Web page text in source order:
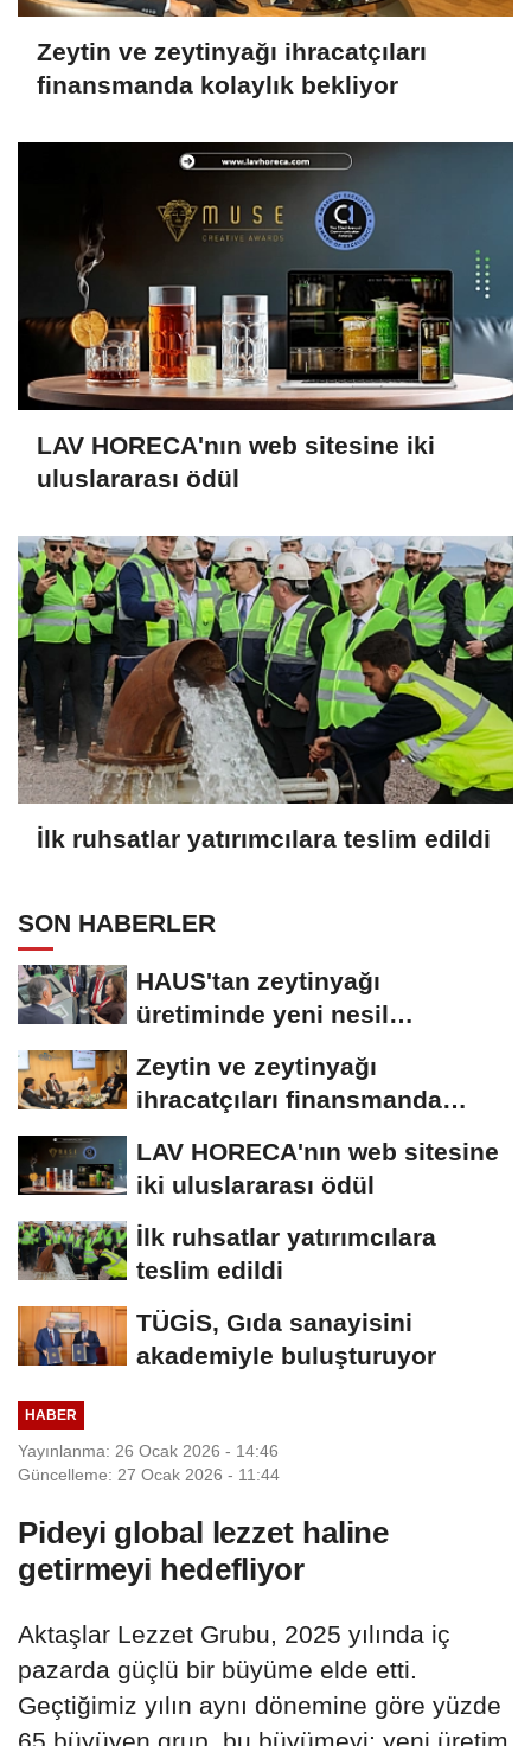
Zeytin ve zeytinyağı ihracatçıları
finansmanda kolaylık bekliyor
LAV HORECA'nın web sitesine iki
uluslararası ödül
İlk ruhsatlar yatırımcılara teslim edildi
SON HABERLER
HAUS'tan zeytinyağı
üretiminde yeni nesil
Zeytin ve zeytinyağı
ihracatçıları finansmanda
LAV HORECA'nın web sitesine
iki uluslararası ödül
İlk ruhsatlar yatırımcılara
teslim edildi
TÜGİS, Gıda sanayisini
akademiyle buluşturuyor
HABER
Yayınlanma: 26 Ocak 2026 - 14:46
Güncelleme: 27 Ocak 2026 - 11:44
Pideyi global lezzet haline
getirmeyi hedefliyor
Aktaşlar Lezzet Grubu, 2025 yılında iç
pazarda güçlü bir büyüme elde etti.
Geçtiğimiz yılın aynı dönemine göre yüzde
65 büyüyen grup, bu büyümeyi; yeni üretim